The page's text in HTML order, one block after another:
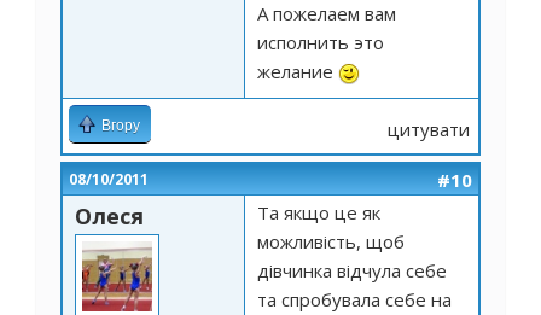
А пожелаем вам
исполнить это
желание
Вгору цитувати
08/10/2011 #10
Олеся
Та якщо це як
можливість, щоб
дівчинка відчула себе
та спробувала себе на